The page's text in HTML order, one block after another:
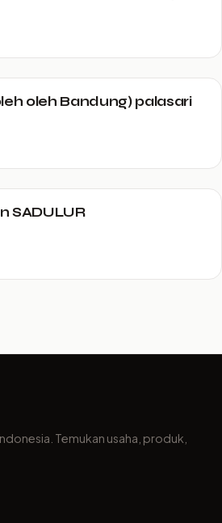
oleh Bandung) palasari
SADULUR
Temukan usaha, produk,